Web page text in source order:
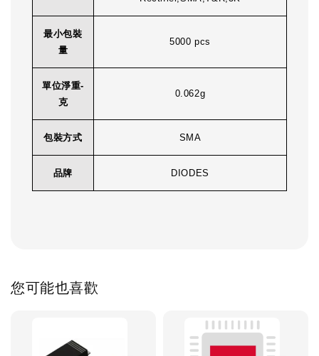
最小包裝
量
5000 pcs
單位淨重-
克
0.062g
包裝方式 SMA
品牌 DIODES
您可能也喜歡